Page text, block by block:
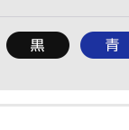
準
大
背
色
背
色